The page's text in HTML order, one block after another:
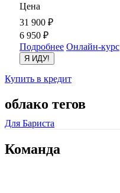
Цена
31 900 ₽
6 950 ₽
Подробнее Онлайн-курс
Я ИДУ!
Купить в кредит
облако тегов
Для Бариста
Команда